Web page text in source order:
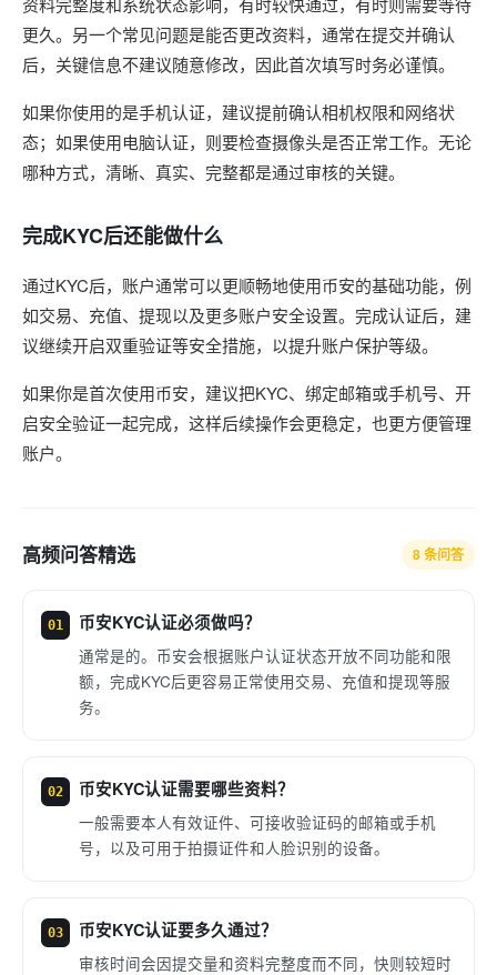
更久。另一个常见问题是能否更改资料，通常在提交并确认
后，关键信息不建议随意修改，因此首次填写时务必谨慎。
如果你使用的是手机认证，建议提前确认相机权限和网络状
态；如果使用电脑认证，则要检查摄像头是否正常工作。无论
哪种方式，清晰、真实、完整都是通过审核的关键。
完成KYC后还能做什么
通过KYC后，账户通常可以更顺畅地使用币安的基础功能，例
如交易、充值、提现以及更多账户安全设置。完成认证后，建
议继续开启双重验证等安全措施，以提升账户保护等级。
如果你是首次使用币安，建议把KYC、绑定邮箱或手机号、开
启安全验证一起完成，这样后续操作会更稳定，也更方便管理
账户。
高频问答精选 8 条问答
01 币安KYC认证必须做吗？
通常是的。币安会根据账户认证状态开放不同功能和限
额，完成KYC后更容易正常使用交易、充值和提现等服
务。
02 币安KYC认证需要哪些资料？
一般需要本人有效证件、可接收验证码的邮箱或手机
号，以及可用于拍摄证件和人脸识别的设备。
03 币安KYC认证要多久通过？
审核时间会因提交量和资料完整度而不同，快则较短时